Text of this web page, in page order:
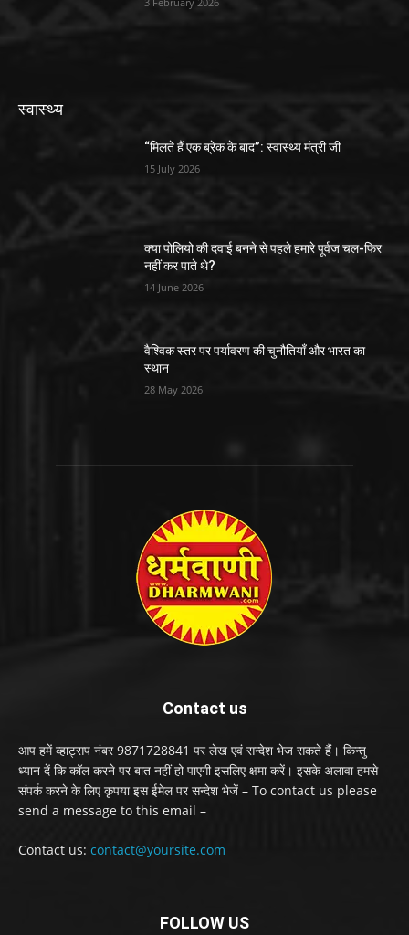
स्वास्थ्य
“मिलते हैं एक ब्रेक के बाद”: स्वास्थ्य मंत्री जी
15 July 2026
क्या पोलियो की दवाई बनने से पहले हमारे पूर्वज चल-फिर
नहीं कर पाते थे?
14 June 2026
वैश्विक स्तर पर पर्यावरण की चुनौतियाँ और भारत का
स्थान
28 May 2026
Contact us
आप हमें व्हाट्सप नंबर 9871728841 पर लेख एवं सन्देश भेज सकते हैं। किन्तु
ध्यान दें कि कॉल करने पर बात नहीं हो पाएगी इसलिए क्षमा करें। इसके अलावा हमसे
संपर्क करने के लिए कृपया इस ईमेल पर सन्देश भेजें – To contact us please
send a message to this email –
Contact us: contact@yoursite.com
FOLLOW US